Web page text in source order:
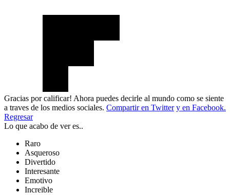
Gracias por calificar! Ahora puedes decirle al mundo como se siente
a traves de los medios sociales. Compartir en Twitter y en Facebook.
Regresar
Lo que acabo de ver es..
Raro
Asqueroso
Divertido
Interesante
Emotivo
Increible